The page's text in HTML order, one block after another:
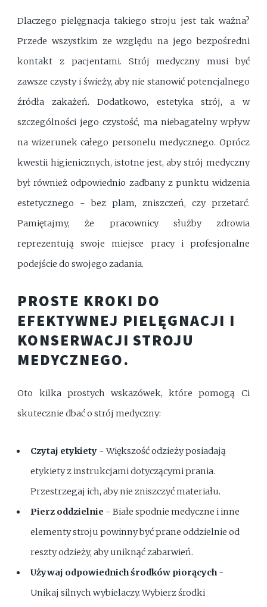
Dlaczego pielęgnacja takiego stroju jest tak ważna?
Przede wszystkim ze względu na jego bezpośredni
kontakt z pacjentami. Strój medyczny musi być
zawsze czysty i świeży, aby nie stanowić potencjalnego
źródła zakażeń. Dodatkowo, estetyka strój, a w
szczególności jego czystość, ma niebagatelny wpływ
na wizerunek całego personelu medycznego. Oprócz
kwestii higienicznych, istotne jest, aby strój medyczny
był również odpowiednio zadbany z punktu widzenia
estetycznego - bez plam, zniszczeń, czy przetarć.
Pamiętajmy, że pracownicy służby zdrowia
reprezentują swoje miejsce pracy i profesjonalne
podejście do swojego zadania.
PROSTE KROKI DO
EFEKTYWNEJ PIELĘGNACJI I
KONSERWACJI STROJU
MEDYCZNEGO.
Oto kilka prostych wskazówek, które pomogą Ci
skutecznie dbać o strój medyczny:
Czytaj etykiety - Większość odzieży posiadają
etykiety z instrukcjami dotyczącymi prania.
Przestrzegaj ich, aby nie zniszczyć materiału.
Pierz oddzielnie - Białe spodnie medyczne i inne
elementy stroju powinny być prane oddzielnie od
reszty odzieży, aby uniknąć zabarwień.
Używaj odpowiednich środków piorących-
Unikaj silnych wybielaczy. Wybierz środki